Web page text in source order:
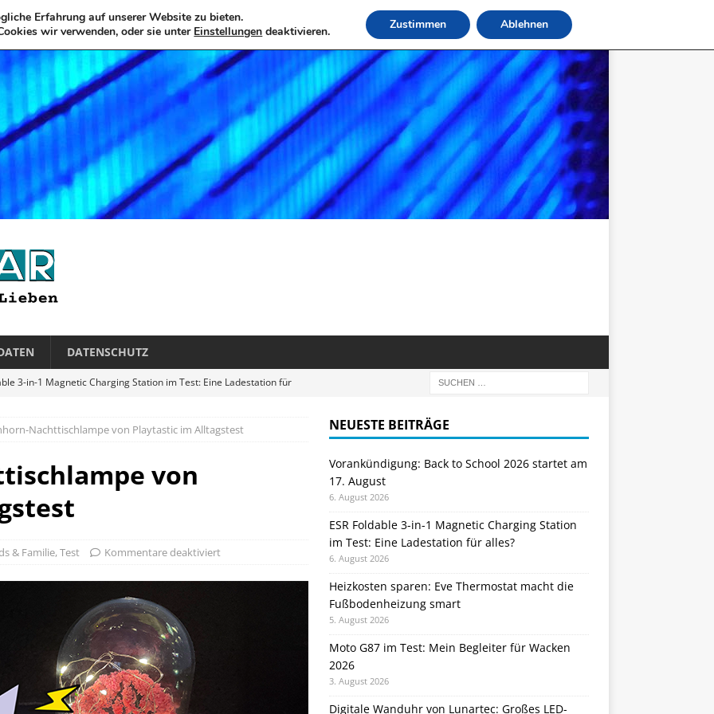
DATENSCHUTZ
3-in-1 Magnetic Charging Station im Test: Eine Ladestation für
sparen: Eve Thermostat macht die Fußbodenheizung smart
im Test: Mein Begleiter für Wacken 2026
von Lunartec: Großes LED-Display trifft auf bunte
Nachttischlampe von Playtastic im Alltagstest
von
& Familie,Test Kommentare deaktiviert
NEUESTE BEITRÄGE
Vorankündigung: Back to School 2026 startet am
17. August
6. August 2026
ESR Foldable 3-in-1 Magnetic Charging Station
im Test: Eine Ladestation für alles?
6. August 2026
Heizkosten sparen: Eve Thermostat macht die
Fußbodenheizung smart
5. August 2026
Moto G87 im Test: Mein Begleiter für Wacken
2026
3. August 2026
Digitale Wanduhr von Lunartec: Großes LED-
Erfahrung auf unserer Website zu bieten.
wir verwenden, oder sie unter Einstellungen deaktivieren. Zustimmen Ablehnen